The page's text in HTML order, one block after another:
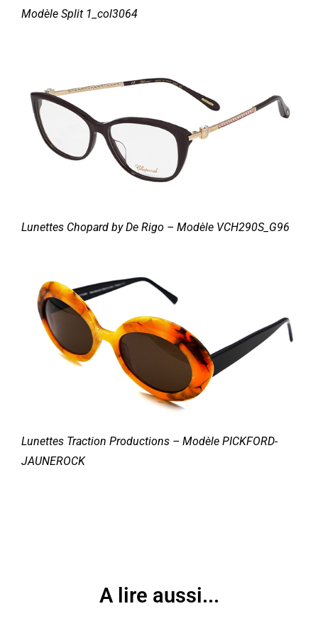
Modèle Split 1_col3064
Lunettes Chopard by De Rigo – Modèle VCH290S_G96
Lunettes Traction Productions – Modèle PICKFORD-
JAUNEROCK
A lire aussi...